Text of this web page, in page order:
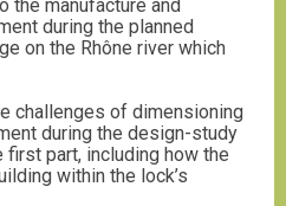
the manufacture and
during the planned
on the Rhône river which
challenges of dimensioning
during the design-study
part, including how the
within the lock’s